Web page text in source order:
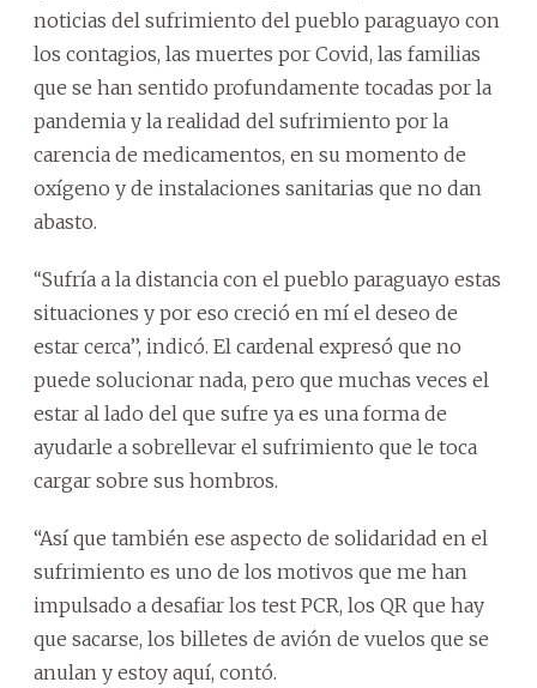
noticias del sufrimiento del pueblo paraguayo con
los contagios, las muertes por Covid, las familias
que se han sentido profundamente tocadas por la
pandemia y la realidad del sufrimiento por la
carencia de medicamentos, en su momento de
oxígeno y de instalaciones sanitarias que no dan
abasto.
‘‘Sufría a la distancia con el pueblo paraguayo estas
situaciones y por eso creció en mí el deseo de
estar cerca’’, indicó. El cardenal expresó que no
puede solucionar nada, pero que muchas veces el
estar al lado del que sufre ya es una forma de
ayudarle a sobrellevar el sufrimiento que le toca
cargar sobre sus hombros.
“Así que también ese aspecto de solidaridad en el
sufrimiento es uno de los motivos que me han
impulsado a desafiar los test PCR, los QR que hay
que sacarse, los billetes de avión de vuelos que se
anulan y estoy aquí, contó.